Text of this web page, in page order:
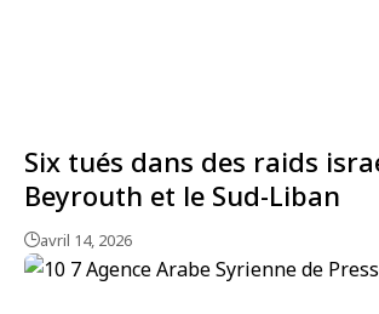
Six tués dans des raids
Beyrouth et le Sud-Liban
avril 14, 2026